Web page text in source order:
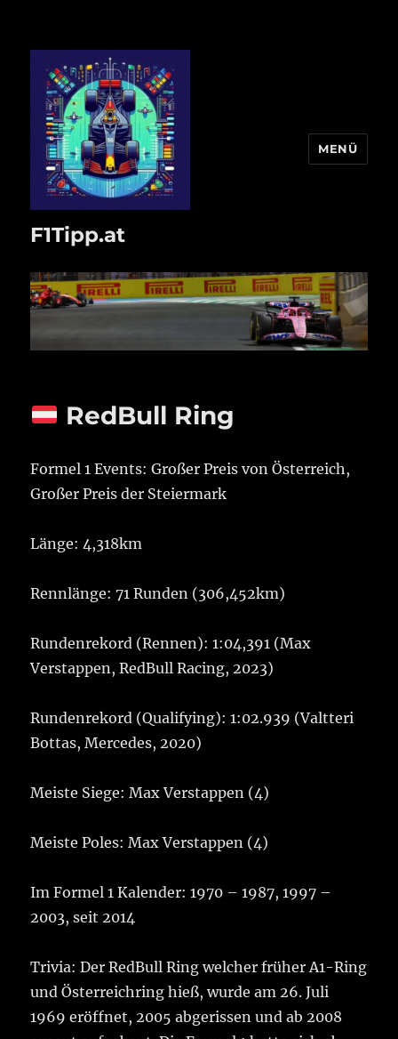
F1Tipp.at
MENÜ
RedBull Ring
Formel 1 Events: Großer Preis von Österreich,
Großer Preis der Steiermark
Länge: 4,318km
Rennlänge: 71 Runden (306,452km)
Rundenrekord (Rennen): 1:04,391 (Max
Verstappen, RedBull Racing, 2023)
Rundenrekord (Qualifying): 1:02.939 (Valtteri
Bottas, Mercedes, 2020)
Meiste Siege: Max Verstappen (4)
Meiste Poles: Max Verstappen (4)
Im Formel 1 Kalender: 1970 – 1987, 1997 –
2003, seit 2014
Trivia: Der RedBull Ring welcher früher A1-Ring
und Österreichring hieß, wurde am 26. Juli
1969 eröffnet, 2005 abgerissen und ab 2008